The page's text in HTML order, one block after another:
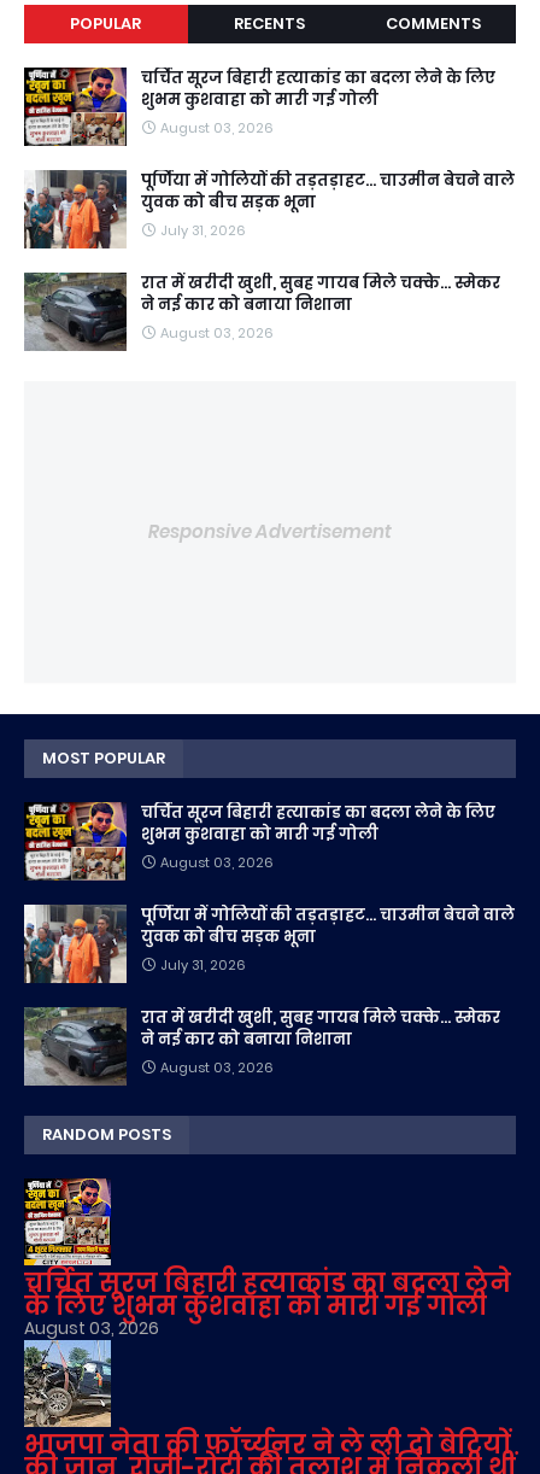
POPULAR RECENTS COMMENTS
चर्चित सूरज बिहारी हत्याकांड का बदला लेने के लिए
शुभम कुशवाहा को मारी गई गोली
August 03, 2026
पूर्णिया में गोलियों की तड़तड़ाहट... चाउमीन बेचने वाले
युवक को बीच सड़क भूना
July 31, 2026
रात में खरीदी खुशी, सुबह गायब मिले चक्के... स्मेकर
ने नई कार को बनाया निशाना
August 03, 2026
Responsive Advertisement
MOST POPULAR
चर्चित सूरज बिहारी हत्याकांड का बदला लेने के लिए
शुभम कुशवाहा को मारी गई गोली
August 03, 2026
पूर्णिया में गोलियों की तड़तड़ाहट... चाउमीन बेचने वाले
युवक को बीच सड़क भूना
July 31, 2026
रात में खरीदी खुशी, सुबह गायब मिले चक्के... स्मेकर
ने नई कार को बनाया निशाना
August 03, 2026
RANDOM POSTS
चर्चित सूरज बिहारी हत्याकांड का बदला लेने
के लिए शुभम कुशवाहा को मारी गई गोली
August 03, 2026
भाजपा नेता की फॉर्च्यूनर ने ले ली दो बेटियों